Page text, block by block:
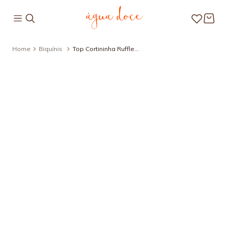
Biquínis
Top Cortininha Ruffle